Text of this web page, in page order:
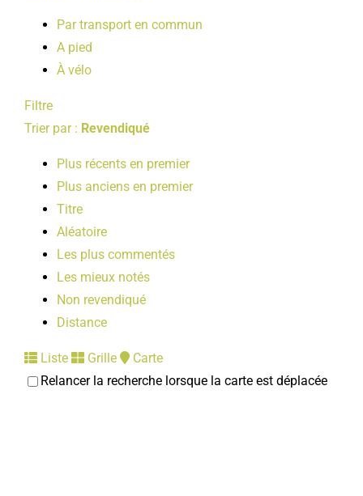
Par transport en commun
A pied
À vélo
Filtre
Trier par : Revendiqué
Plus récents en premier
Plus anciens en premier
Titre
Aléatoire
Les plus commentés
Les mieux notés
Non revendiqué
Distance
Liste Grille
Carte
Relancer la recherche lorsque la carte est déplacée